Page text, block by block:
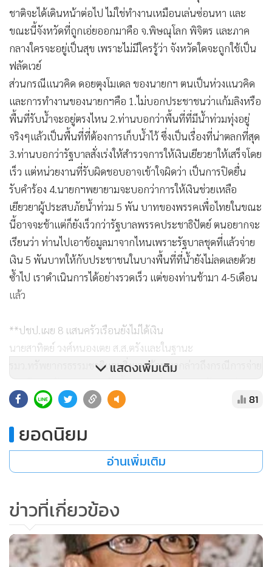
ชาติจะได้เดินหน้าต่อไป ไม่ใช่ทำงานเหมือนเล่นซ่อนหา และ
ขณะนี้จังหวัดที่ถูกเอ่ยออกมาคือ จ.พิษณุโลก พิจิตร และภาค
กลางใครจะอยู่เป็นสุข เพราะไม่มีใครรู้ว่า จังหวัดใดจะถูกใช้เป็น
ฟลัดเวย์
ส่วนกรณีแนวคิด ดอยตุงโมเดล ของนายกฯ ตนเป็นห่วงแนวคิด
และการทำงานของนายกฯคือ 1.ไม่บอกประชาชนว่าแก้มลิงหรือ
พื้นที่รับน้ำจะอยู่ตรงไหน 2.ท่านบอกว่าพื้นที่ที่มีน้ำท่วมทุ่งอยู่
จริงๆแล้วเป็นพื้นที่ที่ต้องการเก็บน้ำไว้ ซึ่งเป็นเรื่องที่น่าตลกที่สุด
3.ท่านบอกว่ารัฐบาลสั่งเร่งให้สำรวจการให้เงินเยียวยาให้เสร็จโดย
เร็ว แต่หน่วยงานที่รับผิดชอบอาจเข้าใจผิดว่า เป็นการปิดยื่น
รับคำร้อง 4.นายกฯพยายามจะบอกว่าการให้เงินช่วยเหลือ
เยียวยาผู้ประสบภัยน้ำท่วม 5 พัน บาทของพรรคเพื่อไทยในขณะ
นี้อาจจะช้าแต่ก็ยังเร็วกว่ารัฐบาลพรรคประชาธิปัตย์ ตนอยากจะ
เรียนว่า ท่านไปเอาข้อมูลมาจากไหนเพราะรัฐบาลชุดที่แล้วจ่าย
เงิน 5 พันบาทให้กับประชาชนในบางพื้นที่ที่น้ำยังไม่ลดเลยด้วย
ซ้ำไป เราดำเนินการได้อย่างรวดเร็ว แต่ของท่านช้ามา 4-5เดือน
แล้ว
**ปชป.เผย 8 แสนครัวเรือนยังไม่ได้เงิน
นายสาทิตย์ วงศ์หนองเตย ส.ส.ตรังและในฐานะ
รมว.ทรัพยากรธรรมชาติและสิ่งแวดล้อมเงากล่าวถึงกรณีการจ่าย
เงินเยียวยาผู้ประสบอุทกภัยน้ำท่วม 5 พันบาทของรัฐบาลว่า ตาม
ที่ครม.ได้อนุมัติงบประมาณเพิ่มเติม 5 พันบาทให้กับก
ขณะนี้ยังมีปัญหาการจ่ายเงินเยียวยาอีก 64 จังหวัด เพราะยังมี
ครัวเรือนที่ตกค้างไม่ได้รับเงินถึง 5 แสนกว่าครัวเรือน ส่วนก
ทม.ประมาณ 3 แสนกว่าครัวเรือน แต่การจ่ายเงินในเขตกทม.ก็
บ้านเรือน แต่สิ่งที่มติครม.ผิดพลาดคือ มีการกำหนดกำหนด
ระยะเวลาจ่ายเงินเยียวยาในเขตกทม.ให้แล้วเสร็จ 45 วัน และต่าง
จังหวัดระยะเวลา 60 วัน แต่ทั้งสองช่วงนั้นขณะนี้เกินมาแล้ว
ส่วนที่นางฐิติมา ฉายแสง ออกมาแถลงว่า คำว่า 45-60 หมายถึง
แสดงเพิ่มเติม
81
ยอดนิยม
อ่านเพิ่มเติม
ข่าวที่เกี่ยวข้อง